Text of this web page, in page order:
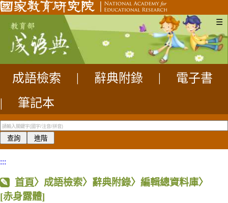
☰
成語檢索 辭典附錄
電子書
|
筆記本
:::
首頁〉成語檢索〉辭典附錄〉編輯總資料庫〉
[赤身露體]